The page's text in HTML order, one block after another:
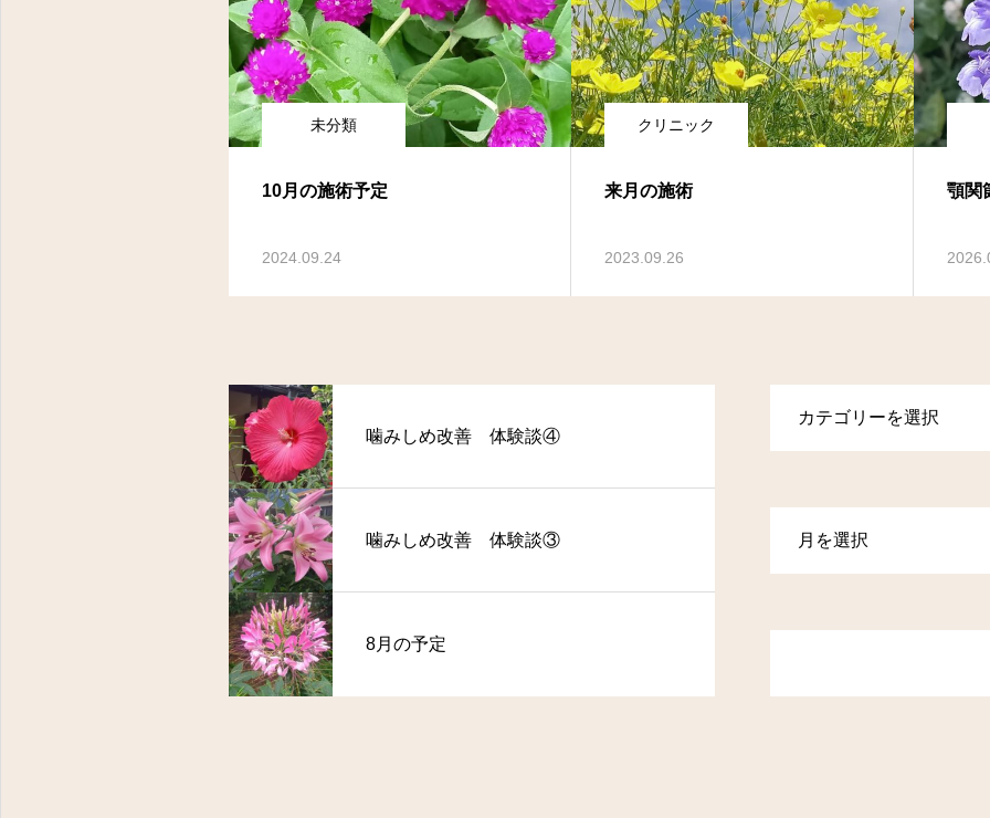
未分類
10月の施術予定
2024.09.24
クリニック
来月の施術
2023.09.26
顎関
噛みしめ改善 体験談④
噛みしめ改善 体験談③
8月の予定